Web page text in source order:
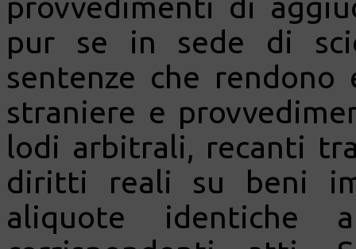
pur se in sede di
sentenze che
straniere e
lodi arbitrali, recanti
diritti reali su beni
aliquote